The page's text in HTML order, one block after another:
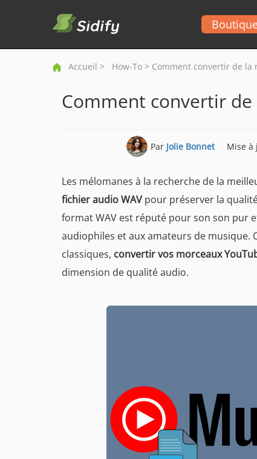
Accueil > How-To > Comment convertir de la
Comment convertir de
Par Jolie Bonnet Mise à
Les mélomanes à la recherche de la
fichier audio WAVpour préserver la
format WAV est réputé pour son son pur
audiophiles et aux amateurs de musique.
classiques, convertir vos morceaux
dimension de qualité audio.